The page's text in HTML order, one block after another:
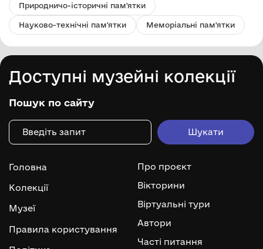
Природничо-історичні пам'ятки
Науково-технічні пам'ятки Меморіальні пам'ятки
Доступні музейні колекції
Пошук по сайту
Головна
Колекції
Музеї
Правила користування
Про проєкт
Вікторини
Віртуальні тури
Автори
Часті питання